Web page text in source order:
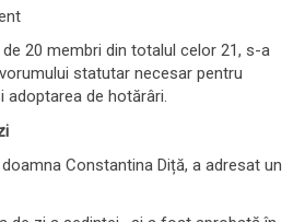
20 membri din totalul celor 21, s-a
statutar necesar pentru
adoptarea de hotărâri.
Constantina Diță, a adresat un